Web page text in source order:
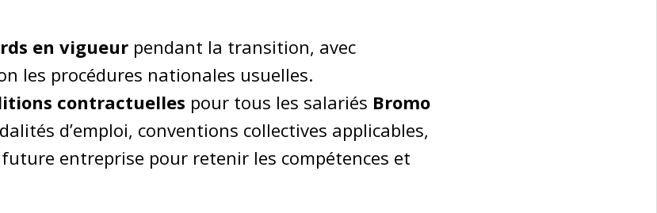
en vigueur pendant la transition, avec
les procédures nationales usuelles.
contractuelles pour tous les salariés Bromo
d’emploi, conventions collectives applicables,
entreprise pour retenir les compétences et